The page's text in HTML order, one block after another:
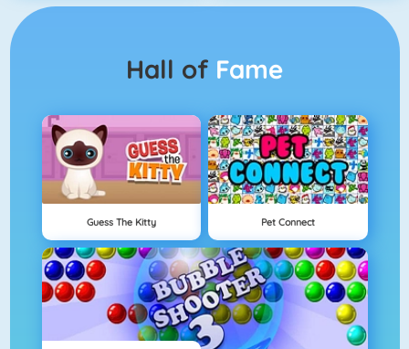
Hall of Fame
Guess The Kitty Pet Connect